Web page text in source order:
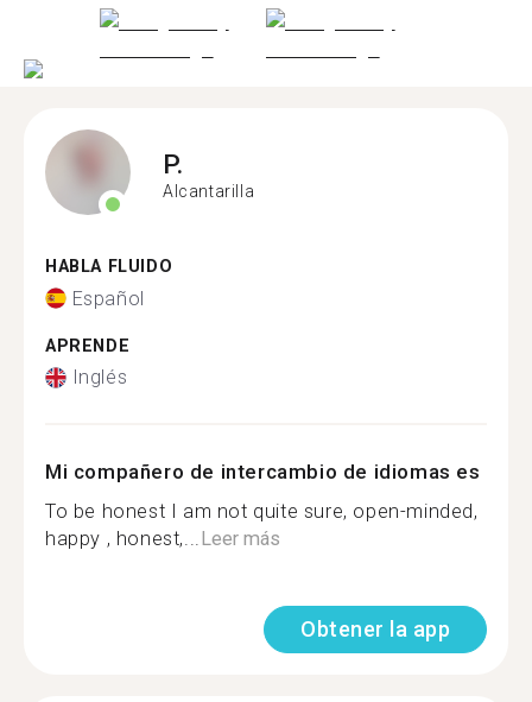
P.
Alcantarilla
HABLA FLUIDO
Español
APRENDE
Inglés
Mi compañero de intercambio de idiomas es
To be honest I am not quite sure, open-minded,
happy , honest,...Leer más
Obtener la app